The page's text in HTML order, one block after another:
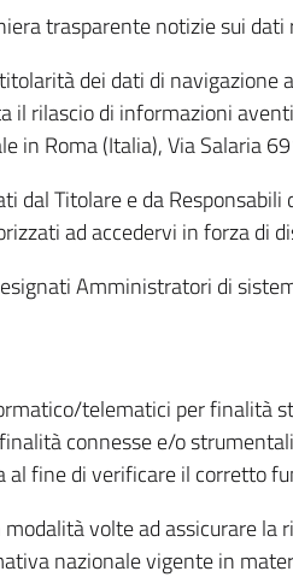
trasparente notizie sui
dei dati di navigazione
il rilascio di informazioni
in Roma (Italia), Via Salaria
dal Titolare e da
ad accedervi in forza di
Amministratori di
telematici per finalità
connesse e/o
fine di verificare il corretto
volte ad assicurare
nazionale vigente in